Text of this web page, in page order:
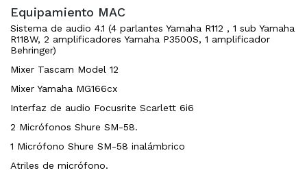
Equipamiento MAC
Sistema de audio 4.1 (4 parlantes Yamaha R112 , 1 sub Yamaha
R118W, 2 amplificadores Yamaha P3500S, 1 amplificador
Behringer)
Mixer Tascam Model 12
Mixer Yamaha MG166cx
Interfaz de audio Focusrite Scarlett 6i6
2 Micrófonos Shure SM-58.
1 Micrófono Shure SM-58 inalámbrico
Atriles de micrófono.